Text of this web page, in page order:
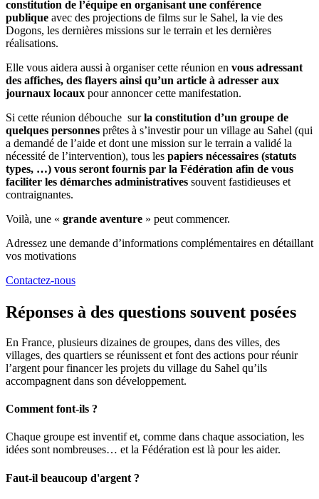
constitution de l’équipe en organisant une conférence
publique avec des projections de films sur le Sahel, la vie des
Dogons, les dernières missions sur le terrain et les dernières
réalisations.
Elle vous aidera aussi à organiser cette réunion en vous adressant
des affiches, des flayers ainsi qu’un article à adresser aux
journaux locaux pour annoncer cette manifestation.
Si cette réunion débouche surla constitution d’un groupe de
quelques personnes prêtes à s’investir pour un village au Sahel (qui
a demandé de l’aide et dont une mission sur le terrain a validé la
nécessité de l’intervention), tous les papiers nécessaires (statuts
types, …) vous seront fournis par la Fédération afin de vous
faciliter les démarches administratives souvent fastidieuses et
contraignantes.
Voilà, une « grande aventure » peut commencer.
Adressez une demande d’informations complémentaires en détaillant
vos motivations
Contactez-nous
Réponses à des questions souvent posées
En France, plusieurs dizaines de groupes, dans des villes, des
villages, des quartiers se réunissent et font des actions pour réunir
l’argent pour financer les projets du village du Sahel qu’ils
accompagnent dans son développement.
Comment font-ils ?
Chaque groupe est inventif et, comme dans chaque association, les
idées sont nombreuses… et la Fédération est là pour les aider.
Faut-il beaucoup d'argent ?